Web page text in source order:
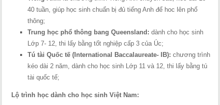
40 tuần, giúp học sinh chuẩn bị đủ tiếng Anh để hoc lên phổ
thông;
Trung học phổ thông bang Queensland: dành cho học sinh
Lớp 7- 12, thi lấy bằng tốt nghiệp cấp 3 của Úc;
Tú tài Quốc tế (International Baccalaureate- IB): chương trình
kéo dài 2 năm, dành cho học sinh Lớp 11 và 12, thi lấy bằng tú
tài quốc tế;
Lộ trình học dành cho học sinh Việt Nam: